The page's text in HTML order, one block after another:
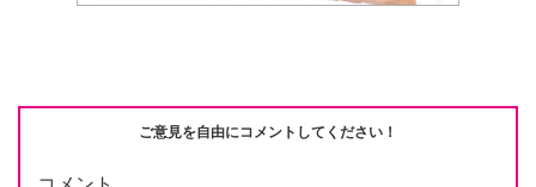
ご意見を自由にコメントしてください！